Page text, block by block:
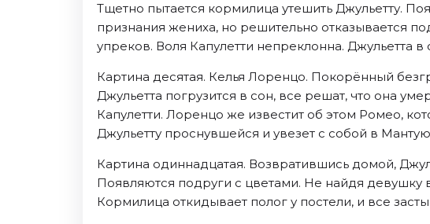
Тщетно пытается кормилица утешить Джульетту.
признания жениха, но решительно отказывается
упреков. Воля Капулетти непреклонна. Джульетта
Картина десятая. Келья Лоренцо. Покорённый
Джульетта погрузится в сон, все решат, что она
Капулетти. Лоренцо же известит об этом Ромео,
Джульетту проснувшейся и увезет с собой в
Картина одиннадцатая. Возвратившись домой,
Появляются подруги с цветами. Не найдя девушку
Кормилица откидывает полог у постели, и все